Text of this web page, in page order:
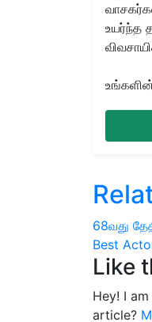
உயர்ந்த
68வது
Best
Like
Hey! I am
article?